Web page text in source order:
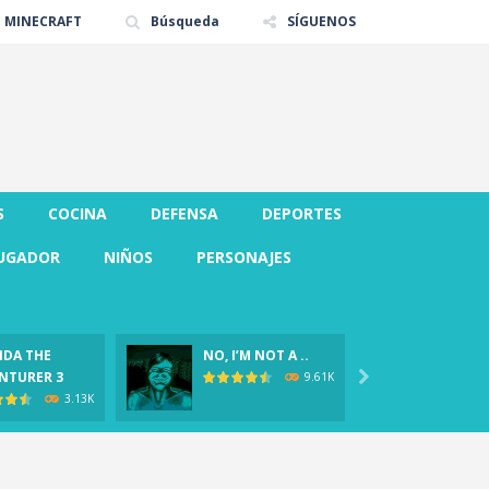
MINECRAFT Búsqueda SÍGUENOS
COCINA DEFENSA DEPORTES
NIÑOS PERSONAJES
THE
3
3.13K
NO, I’M NOT A ..
9.61K 